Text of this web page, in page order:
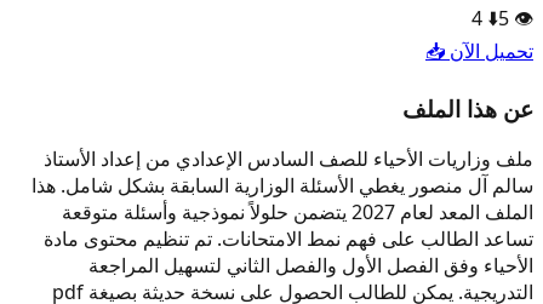
👁️
5
⬇️
4
تحميل الآن 📥
عن هذا الملف
ملف وزاريات الأحياء للصف السادس الإعدادي من إعداد الأستاذ
سالم آل منصور يغطي الأسئلة الوزارية السابقة بشكل شامل. هذا
الملف المعد لعام 2027 يتضمن حلولاً نموذجية وأسئلة متوقعة
تساعد الطالب على فهم نمط الامتحانات. تم تنظيم محتوى مادة
الأحياء وفق الفصل الأول والفصل الثاني لتسهيل المراجعة
التدريجية. يمكن للطالب الحصول على نسخة حديثة بصيغة pdf